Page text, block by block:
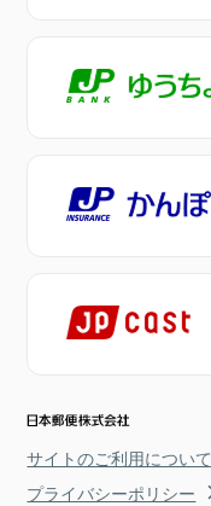
サイトのご利用について
プライバシーポリシー